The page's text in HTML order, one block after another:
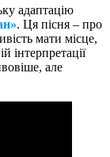
адаптацію
. Ця пісня – про
мати місце,
інтерпретації
але